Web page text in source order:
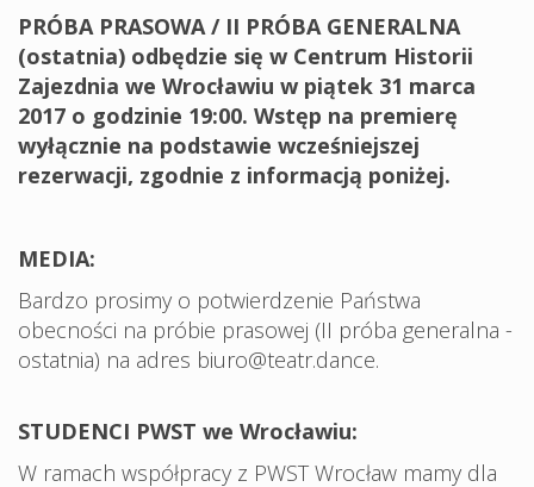
PRÓBA PRASOWA / II PRÓBA GENERALNA
(ostatnia) odbędzie się w Centrum Historii
Zajezdnia we Wrocławiu w piątek 31 marca
2017 o godzinie 19:00. Wstęp na premierę
wyłącznie na podstawie wcześniejszej
rezerwacji, zgodnie z informacją poniżej.
MEDIA:
Bardzo prosimy o potwierdzenie Państwa
obecności na próbie prasowej (II próba generalna -
ostatnia) na adres biuro@teatr.dance.
STUDENCI PWST we Wrocławiu:
W ramach współpracy z PWST Wrocław mamy dla